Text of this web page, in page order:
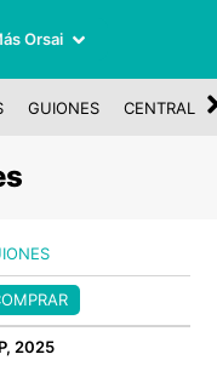
Orsai
GUIONES CENTRAL
2025